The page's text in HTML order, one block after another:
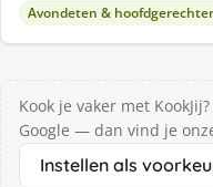
Avondeten &
Kook je vaker met
Google — dan vind je
Instellen als